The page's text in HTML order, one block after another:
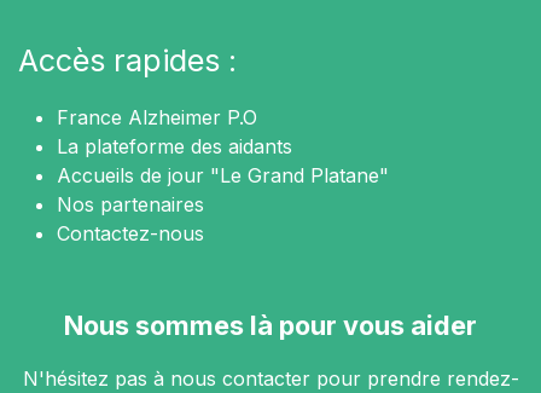
Accès rapides :
France Alzheimer P.O
La plateforme des aidants
Accueils de jour "Le Grand Platane"
Nos partenaires
Contactez-nous
Nous sommes là pour vous aider
N'hésitez pas à nous contacter pour prendre rendez-